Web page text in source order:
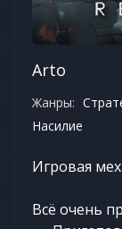
Arto
Жанры:
Насилие
Игровая
Всё очень